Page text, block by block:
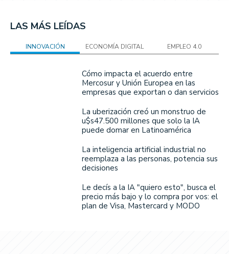
LAS MÁS LEÍDAS
INNOVACIÓN ECONOMÍA DIGITAL EMPLEO 4.0
Cómo impacta el acuerdo entre
Mercosur y Unión Europea en las
empresas que exportan o dan servicios
La uberización creó un monstruo de
u$s47.500 millones que solo la IA
puede domar en Latinoamérica
La inteligencia artificial industrial no
reemplaza a las personas, potencia sus
decisiones
Le decís a la IA "quiero esto", busca el
precio más bajo y lo compra por vos: el
plan de Visa, Mastercard y MODO